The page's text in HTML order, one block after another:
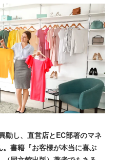
動し、直営店とEC部署のマネ
。書籍『お客様が本当に喜ぶ